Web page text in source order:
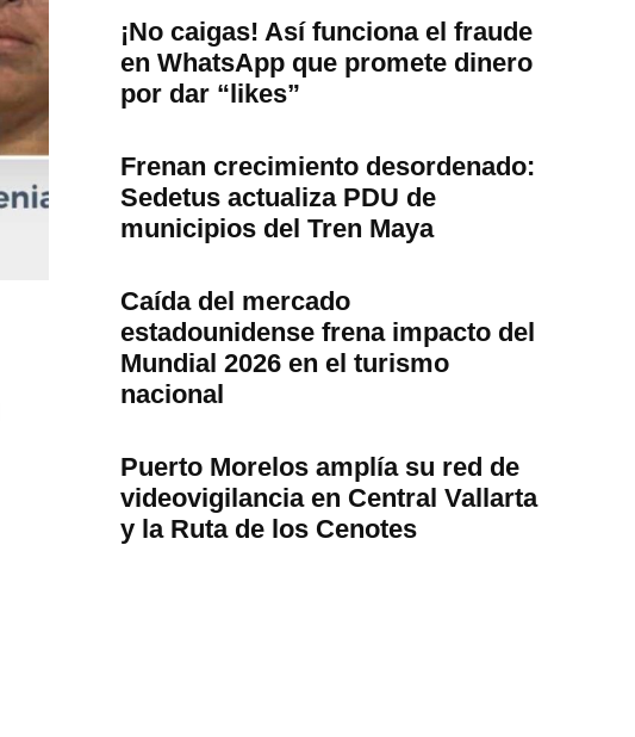
¡No caigas! Así funciona el fraude
en WhatsApp que promete dinero
por dar “likes”
Frenan crecimiento desordenado:
Sedetus actualiza PDU de
municipios del Tren Maya
Caída del mercado
estadounidense frena impacto del
Mundial 2026 en el turismo
nacional
Puerto Morelos amplía su red de
videovigilancia en Central Vallarta
y la Ruta de los Cenotes